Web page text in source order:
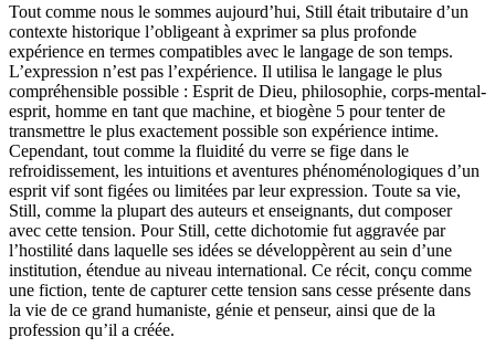
Tout comme nous le sommes aujourd’hui, Still était tributaire d’un
contexte historique l’obligeant à exprimer sa plus profonde
expérience en termes compatibles avec le langage de son temps.
L’expression n’est pas l’expérience. Il utilisa le langage le plus
compréhensible possible : Esprit de Dieu, philosophie, corps-mental-
esprit, homme en tant que machine, et biogène 5 pour tenter de
transmettre le plus exactement possible son expérience intime.
Cependant, tout comme la fluidité du verre se fige dans le
refroidissement, les intuitions et aventures phénoménologiques d’un
esprit vif sont figées ou limitées par leur expression. Toute sa vie,
Still, comme la plupart des auteurs et enseignants, dut composer
avec cette tension. Pour Still, cette dichotomie fut aggravée par
l’hostilité dans laquelle ses idées se développèrent au sein d’une
institution, étendue au niveau international. Ce récit, conçu comme
une fiction, tente de capturer cette tension sans cesse présente dans
la vie de ce grand humaniste, génie et penseur, ainsi que de la
profession qu’il a créée.